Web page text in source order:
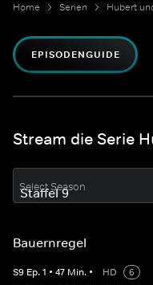
Home Serien Hubert
EPISODENGUIDE
Stream die Serie
Select Season
Bauernregel
S9 Ep.1 • 47 Min. • HD
6